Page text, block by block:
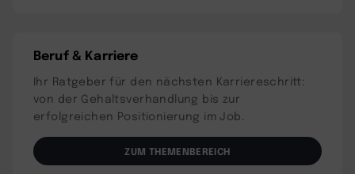
Beruf & Karriere
Ihr Ratgeber für den nächsten Karriereschritt:
von der Gehaltsverhandlung bis zur
erfolgreichen Positionierung im Job.
ZUM THEMENBEREICH